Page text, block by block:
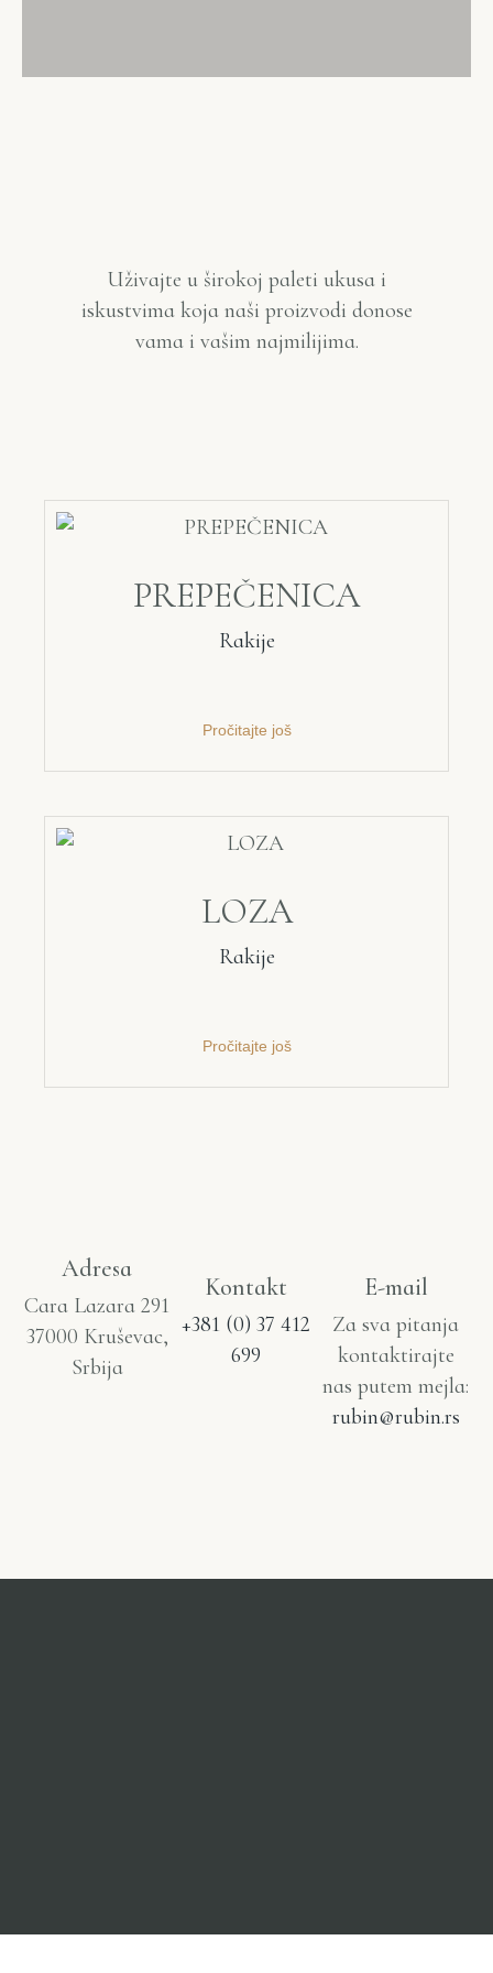
Uživajte u širokoj paleti ukusa i
iskustvima koja naši proizvodi donose
vama i vašim najmilijima.
PREPEČENICA
Rakije
Pročitajte još
LOZA
Rakije
Pročitajte još
Adresa
Cara Lazara 291
37000 Kruševac,
Srbija
Kontakt
+381 (0) 37 412
699
E-mail
Za sva pitanja
kontaktirajte
nas putem mejla:
rubin@rubin.rs